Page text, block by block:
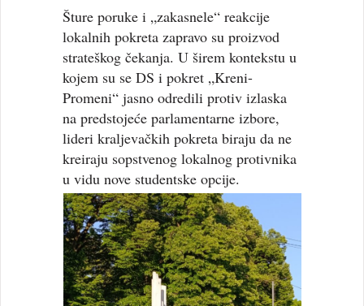
Šture poruke i „zakasnele“ reakcije
lokalnih pokreta zapravo su proizvod
strateškog čekanja. U širem kontekstu u
kojem su se DS i pokret „Kreni-
Promeni“ jasno odredili protiv izlaska
na predstojeće parlamentarne izbore,
lideri kraljevačkih pokreta biraju da ne
kreiraju sopstvenog lokalnog protivnika
u vidu nove studentske opcije.